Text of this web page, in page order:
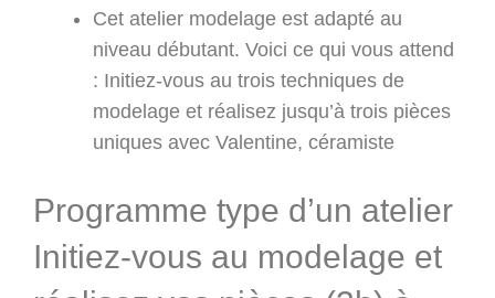
Cet atelier modelage est adapté au
niveau débutant. Voici ce qui vous attend
: Initiez-vous au trois techniques de
modelage et réalisez jusqu’à trois pièces
uniques avec Valentine, céramiste
Programme type d’un atelier
Initiez-vous au modelage et